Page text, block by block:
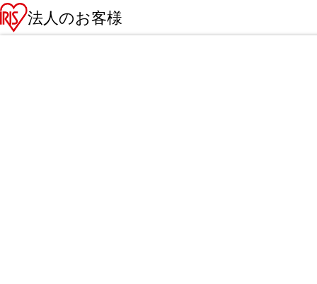
法人のお客様